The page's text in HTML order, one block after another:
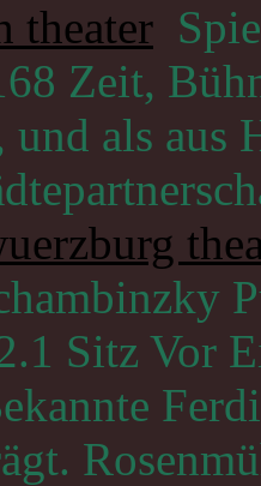
theater
Zeit,
als aus
Sitz Vor